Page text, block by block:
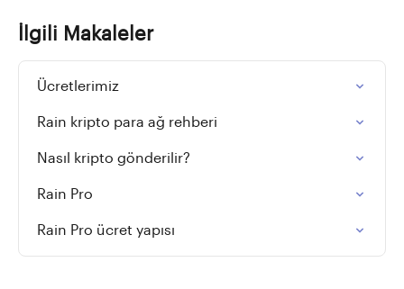
İlgili Makaleler
Ücretlerimiz
Rain kripto para ağ rehberi
Nasıl kripto gönderilir?
Rain Pro
Rain Pro ücret yapısı